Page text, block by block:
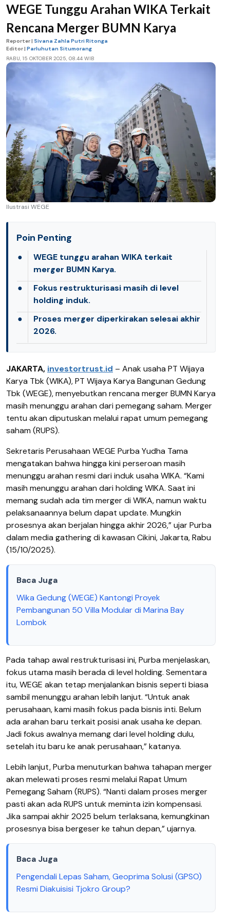
WEGE Tunggu Arahan WIKA Terkait
Rencana Merger BUMN Karya
Reporter | Sivana Zahla Putri Ritonga
Editor | Parluhutan Situmorang
RABU, 15 OKTOBER 2025, 08.44 WIB
Ilustrasi WEGE
Poin Penting
●
WEGE tunggu arahan WIKA terkait
merger BUMN Karya.
●
Fokus restrukturisasi masih di level
holding induk.
●
Proses merger diperkirakan selesai akhir
2026.
JAKARTA, investortrust.id – Anak usaha PT Wijaya
Karya Tbk (WIKA), PT Wijaya Karya Bangunan Gedung
Tbk (WEGE), menyebutkan rencana merger BUMN Karya
masih menunggu arahan dari pemegang saham. Merger
tentu akan diputuskan melalui rapat umum pemegang
saham (RUPS).
Sekretaris Perusahaan WEGE Purba Yudha Tama
mengatakan bahwa hingga kini perseroan masih
menunggu arahan resmi dari induk usaha WIKA. “Kami
masih menunggu arahan dari holding WIKA. Saat ini
memang sudah ada tim merger di WIKA, namun waktu
pelaksanaannya belum dapat update. Mungkin
prosesnya akan berjalan hingga akhir 2026,” ujar Purba
dalam media gathering di kawasan Cikini, Jakarta, Rabu
(15/10/2025).
Baca Juga
Wika Gedung (WEGE) Kantongi Proyek
Pembangunan 50 Villa Modular di Marina Bay
Lombok
Pada tahap awal restrukturisasi ini, Purba menjelaskan,
fokus utama masih berada di level holding. Sementara
itu, WEGE akan tetap menjalankan bisnis seperti biasa
sambil menunggu arahan lebih lanjut. “Untuk anak
perusahaan, kami masih fokus pada bisnis inti. Belum
ada arahan baru terkait posisi anak usaha ke depan.
Jadi fokus awalnya memang dari level holding dulu,
setelah itu baru ke anak perusahaan,” katanya.
Lebih lanjut, Purba menuturkan bahwa tahapan merger
akan melewati proses resmi melalui Rapat Umum
Pemegang Saham (RUPS). “Nanti dalam proses merger
pasti akan ada RUPS untuk meminta izin kompensasi.
Jika sampai akhir 2025 belum terlaksana, kemungkinan
prosesnya bisa bergeser ke tahun depan,” ujarnya.
Baca Juga
Pengendali Lepas Saham, Geoprima Solusi (GPSO)
Resmi Diakuisisi Tjokro Group?